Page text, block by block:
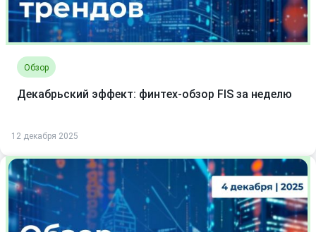
Обзор
Декабрьский эффект: финтех-обзор FIS за неделю
12 декабря 2025